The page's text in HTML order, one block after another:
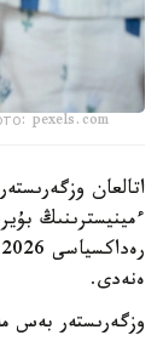
pexels.com
ءمينيسترىنىڭ
ەنەدى.
وزگەرىستەر بەس